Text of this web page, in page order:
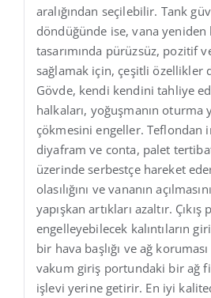
aralığından seçilebilir. Tank
döndüğünde ise, vana yeniden
tasarımında pürüzsüz, pozitif
sağlamak için, çeşitli özellikler
Gövde, kendi kendini tahliye
halkaları, yoğuşmanın oturma
çökmesini engeller. Teflondan
diyafram ve conta, palet
üzerinde serbestçe hareket
olasılığını ve vananın
yapışkan artıkları azaltır. Çıkış
engelleyebilecek kalıntıların
bir hava başlığı ve ağ
vakum giriş portundaki bir ağ
işlevi yerine getirir. En iyi